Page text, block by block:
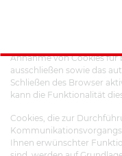
Annahme von Cookies für
ausschließen sowie das
Schließen des Browser
kann die Funktionalität
Cookies, die zur
Ihnen erwünschter